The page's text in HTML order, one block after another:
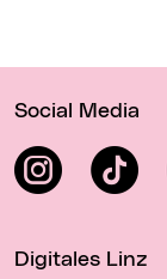
Social Media
InstagramTikTok
Digitales Linz